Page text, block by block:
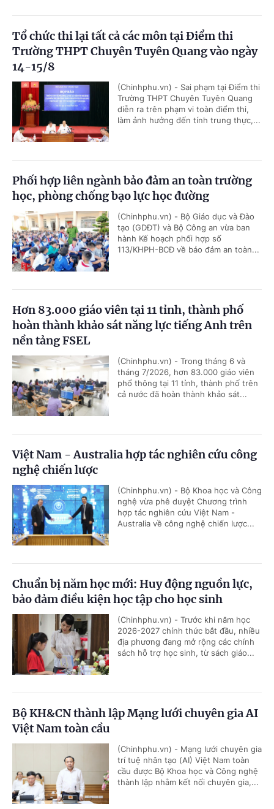
Tổ chức thi lại tất cả các môn tại Điểm thi
Trường THPT Chuyên Tuyên Quang vào ngày
14-15/8
(Chinhphu.vn) - Sai phạm tại Điểm thi
Trường THPT Chuyên Tuyên Quang
diễn ra trên phạm vi toàn điểm thi,
làm ảnh hưởng đến tính trung thực,...
Phối hợp liên ngành bảo đảm an toàn trường
học, phòng chống bạo lực học đường
(Chinhphu.vn) - Bộ Giáo dục và Đào
tạo (GDĐT) và Bộ Công an vừa ban
hành Kế hoạch phối hợp số
113/KHPH-BCĐ về bảo đảm an toàn...
Hơn 83.000 giáo viên tại 11 tỉnh, thành phố
hoàn thành khảo sát năng lực tiếng Anh trên
nền tảng FSEL
(Chinhphu.vn) - Trong tháng 6 và
tháng 7/2026, hơn 83.000 giáo viên
phổ thông tại 11 tỉnh, thành phố trên
cả nước đã hoàn thành khảo sát...
Việt Nam - Australia hợp tác nghiên cứu công
nghệ chiến lược
(Chinhphu.vn) - Bộ Khoa học và Công
nghệ vừa phê duyệt Chương trình
hợp tác nghiên cứu Việt Nam -
Australia về công nghệ chiến lược...
Chuẩn bị năm học mới: Huy động nguồn lực,
bảo đảm điều kiện học tập cho học sinh
(Chinhphu.vn) - Trước khi năm học
2026-2027 chính thức bắt đầu, nhiều
địa phương đang mở rộng các chính
sách hỗ trợ học sinh, từ sách giáo...
Bộ KH&CN thành lập Mạng lưới chuyên gia AI
Việt Nam toàn cầu
(Chinhphu.vn) - Mạng lưới chuyên gia
trí tuệ nhân tạo (AI) Việt Nam toàn
cầu được Bộ Khoa học và Công nghệ
thành lập nhằm kết nối chuyên gia,...